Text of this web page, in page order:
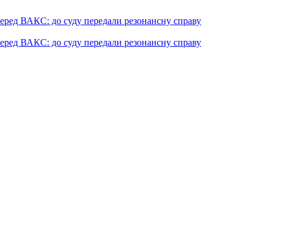
ВАКС: до суду передали резонансну справу
ВАКС: до суду передали резонансну справу